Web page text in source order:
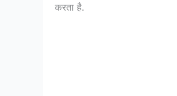
करता है.